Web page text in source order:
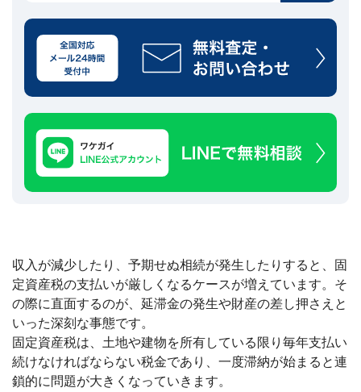
有
分・
空
き
家・
築
不
可
な
ど
📊
件
買
取
実
績
全
国
47
都
収入が減少したり、予期せぬ相続が発生したりすると、固
定資産税の支払いが厳しくなるケースが増えています。そ
の際に直面するのが、延滞金の発生や財産の差し押さえと
いった深刻な事態です。
固定資産税は、土地や建物を所有している限り毎年支払い
続けなければならない税金であり、一度滞納が始まると連
鎖的に問題が大きくなっていきます。